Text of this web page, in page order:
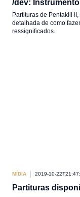
/dev:
Partituras de Pentakill
detalhada de como
ressignificados.
MÍDIA 2019-10-
Partituras